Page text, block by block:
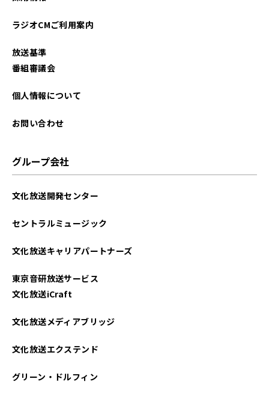
2024年07月
2024年03月
2023年06月
2023年02月
2023年01月
ラジオCMご利用案内
放送基準
番組審議会
個人情報について
お問い合わせ
グループ会社
文化放送開発センター
セントラルミュージック
文化放送キャリアパートナーズ
東京音研放送サービス
文化放送iCraft
文化放送メディアブリッジ
文化放送エクステンド
グリーン・ドルフィン